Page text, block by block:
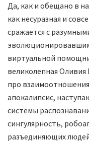
Да, как и обещано в
как несуразная и
сражается с
виртуальной
великолепная
про
апокалипсис,
системы
сингулярность,
разъединяющих